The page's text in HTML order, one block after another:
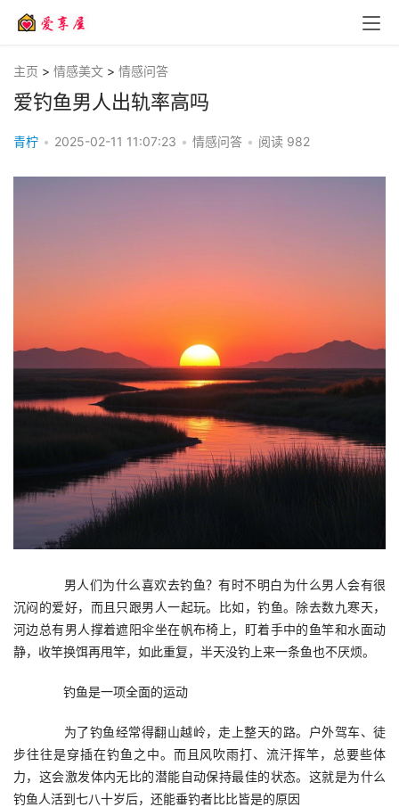
主页 > 情感美文 > 情感问答
爱钓鱼男人出轨率高吗
青柠 • 2025-02-11 11:07:23 • 情感问答 • 阅读 982
男人们为什么喜欢去钓鱼？有时不明白为什么男人会有很
沉闷的爱好，而且只跟男人一起玩。比如，钓鱼。除去数九寒天，
河边总有男人撑着遮阳伞坐在帆布椅上，盯着手中的鱼竿和水面动
静，收竿换饵再甩竿，如此重复，半天没钓上来一条鱼也不厌烦。
钓鱼是一项全面的运动
为了钓鱼经常得翻山越岭，走上整天的路。户外驾车、徒
步往往是穿插在钓鱼之中。而且风吹雨打、流汗挥竿，总要些体
力，这会激发体内无比的潜能自动保持最佳的状态。这就是为什么
钓鱼人活到七八十岁后，还能垂钓者比比皆是的原因